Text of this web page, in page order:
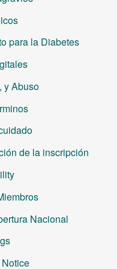
para la Diabetes
y Abuso
de la inscripción
Nacional